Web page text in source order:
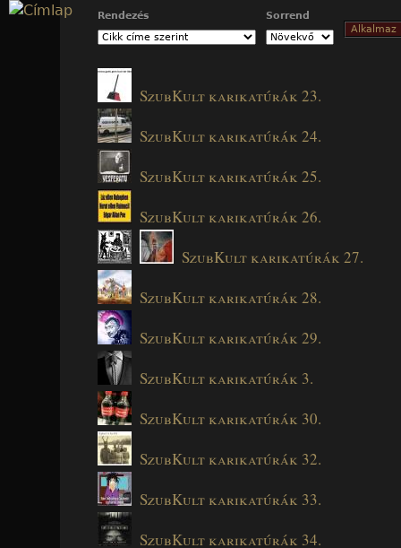
Jump to navigation
Rendezés Sorrend
SzubKult karikatúrák 23.
SzubKult karikatúrák 24.
SzubKult karikatúrák 25.
SzubKult karikatúrák 26.
SzubKult karikatúrák 27.
SzubKult karikatúrák 28.
SzubKult karikatúrák 29.
SzubKult karikatúrák 3.
SzubKult karikatúrák 30.
SzubKult karikatúrák 32.
SzubKult karikatúrák 33.
SzubKult karikatúrák 34.